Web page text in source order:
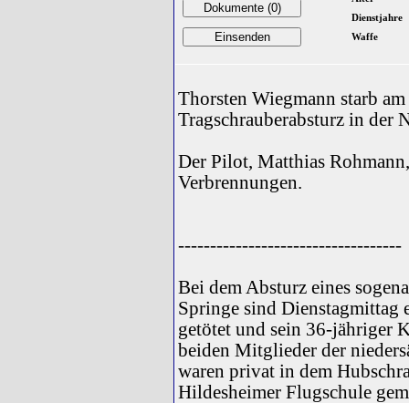
Dienstjahre
Waffe
Thorsten Wiegmann starb
Tragschrauberabsturz in der
Der Pilot, Matthias
Verbrennungen.
-----------------------------------
Bei dem Absturz eines
Springe sind Dienstagmittag
getötet und sein 36-jähriger
beiden Mitglieder der
waren privat in dem
Hildesheimer Flugschule